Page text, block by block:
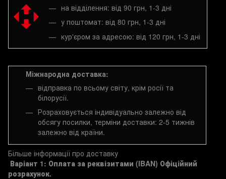
на відділення: від 90 грн, 1-3 дні
у поштомат: від 80 грн, 1-3 дні
кур'єром за адресою: від 120 грн, 1-3 дні
Міжнародна доставка:
відправка по всьому світу, крім росії та
білорусії.
Розраховується індивідуально залежно від
обсягу посилки, терміни доставки: 2-5 тижнів
залежно від країни.
Більше інформації про доставку
Варіант 1: Оплата за реквізитами (IBAN) Офіційний
розрахунок.